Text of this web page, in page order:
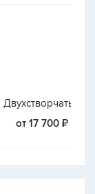
Двухстворчатые
от 17 700 ₽